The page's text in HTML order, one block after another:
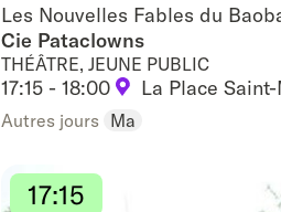
Les Nouvelles Fables du
Les Nouvelles Fables du
Cie Pataclowns
THÉÂTRE, JEUNE PUBLIC
17:15 - 18:00 La Place
Autres jours Ma
17:15